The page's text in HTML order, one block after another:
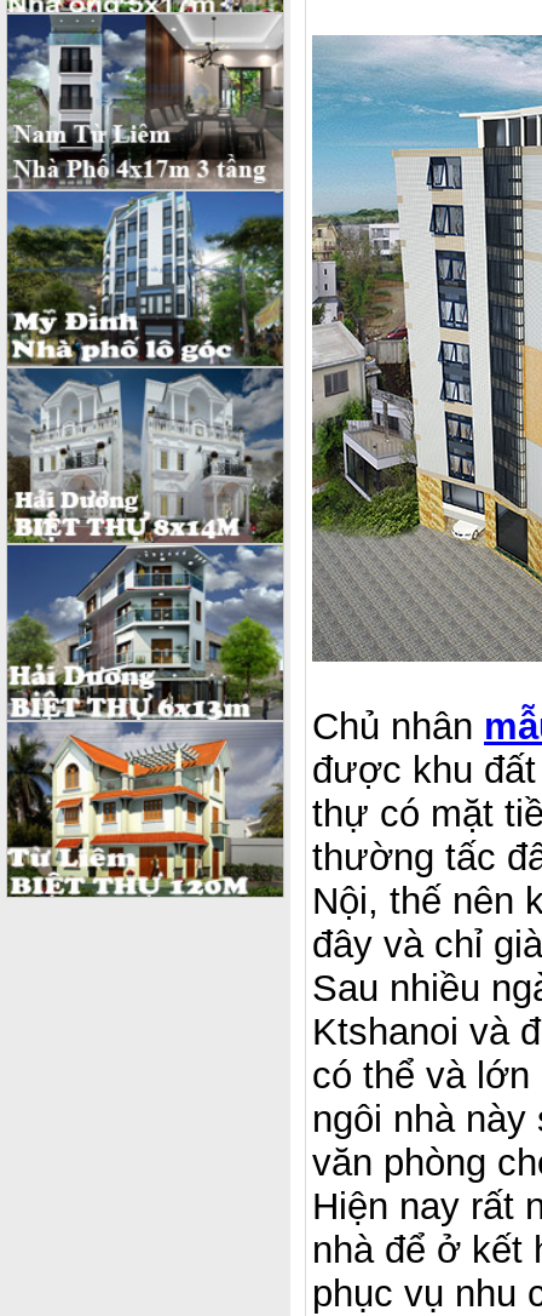
Chủ nhân
được khu
thự có mặt
thường tấc
Nội, thế nên
đây và chỉ
Sau nhiều
Ktshanoi và
có thể và lớn
ngôi nhà
văn phòng
Hiện nay rất
nhà để ở kết
phục vụ nhu